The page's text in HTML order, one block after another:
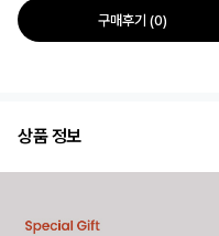
구매후기 (0)
상품 정보